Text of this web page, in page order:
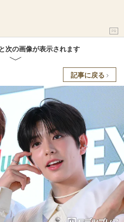
PR
次の画像が表示されます
記事に戻る